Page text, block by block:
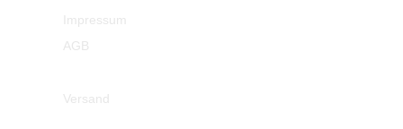
Impressum
AGB
Versand